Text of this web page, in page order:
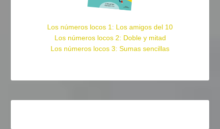
Los números locos 1: Los amigos del 10
Los números locos 2: Doble y mitad
Los números locos 3: Sumas sencillas